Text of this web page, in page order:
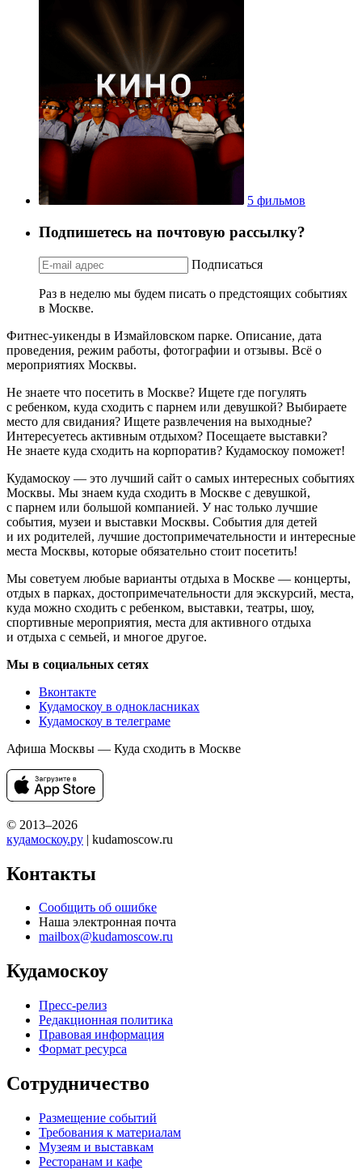
5 фильмов
Подпишетесь на почтовую рассылку?
Подписаться
Раз в неделю мы будем писать о предстоящих событиях
в Москве.
Фитнес-уикенды в Измайловском парке. Описание, дата
проведения, режим работы, фотографии и отзывы. Всё о
мероприятиях Москвы.
Не знаете что посетить в Москве? Ищете где погулять
с ребенком, куда сходить с парнем или девушкой? Выбираете
место для свидания? Ищете развлечения на выходные?
Интересуетесь активным отдыхом? Посещаете выставки?
Не знаете куда сходить на корпоратив? Кудамоскоу поможет!
Кудамоскоу — это лучший сайт о самых интересных событиях
Москвы. Мы знаем куда сходить в Москве с девушкой,
с парнем или большой компанией. У нас только лучшие
события, музеи и выставки Москвы. События для детей
и их родителей, лучшие достопримечательности и интересные
места Москвы, которые обязательно стоит посетить!
Мы советуем любые варианты отдыха в Москве — концерты,
отдых в парках, достопримечательности для экскурсий, места,
куда можно сходить с ребенком, выставки, театры, шоу,
спортивные мероприятия, места для активного отдыха
и отдыха с семьей, и многое другое.
Мы в социальных сетях
Вконтакте
Кудамоскоу в однокласниках
Кудамоскоу в телеграме
Афиша Москвы — Куда сходить в Москве
© 2013–2026
кудамоскоу.ру | kudamoscow.ru
Контакты
Сообщить об ошибке
Наша электронная почта
mailbox@kudamoscow.ru
Кудамоскоу
Пресс-релиз
Редакционная политика
Правовая информация
Формат ресурса
Сотрудничество
Размещение событий
Требования к материалам
Музеям и выставкам
Ресторанам и кафе